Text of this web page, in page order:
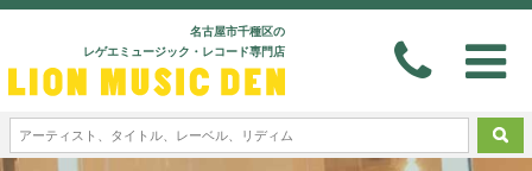
名古屋市千種区の
レゲエミュージック・レコード専門店